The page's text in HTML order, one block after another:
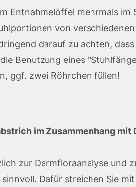
Entnahmelöffel mehrmals
von
darauf zu achten,
Benutzung eines
ggf. zwei Röhrchen füllen!
im Zusammenhang mit
zur Darmfloraanalyse und
sinnvoll. Dafür streichen Sie